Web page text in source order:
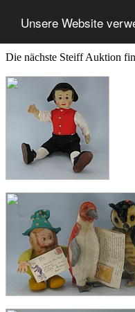
Unsere Website
Die nächste Steiff Auktion